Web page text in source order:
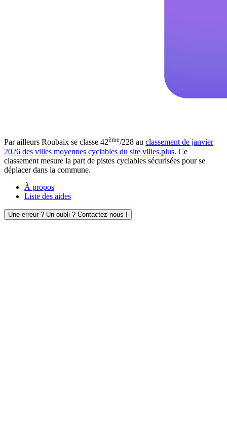
Par ailleurs Roubaix se classe 42ème/228 au classement de janvier
2026 des villes moyennes cyclables du site villes.plus. Ce
classement mesure la part de pistes cyclables sécurisées pour se
déplacer dans la commune.
À propos
Liste des aides
Une erreur ? Un oubli ? Contactez-nous !